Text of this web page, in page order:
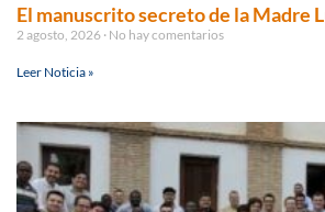
El manuscrito secreto de la Madre
2 agosto, 2026 No hay comentarios
Leer Noticia »